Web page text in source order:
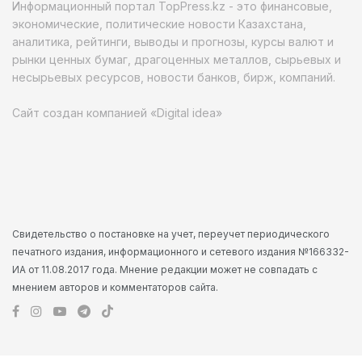
Информационный портал TopPress.kz - это финансовые,
экономические, политические новости Казахстана,
аналитика, рейтинги, выводы и прогнозы, курсы валют и
рынки ценных бумаг, драгоценных металлов, сырьевых и
несырьевых ресурсов, новости банков, бирж, компаний.
Сайт создан компанией «Digital idea»
Свидетельство о постановке на учет, переучет периодического
печатного издания, информационного и сетевого издания №166332-
ИА от 11.08.2017 года. Мнение редакции может не совпадать с
мнением авторов и комментаторов сайта.